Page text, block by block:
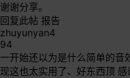
谢谢分享。
回复此帖 报告
zhuyunyan4
94
一开始还以为是什么简单的音
现这也太实用了、好东西顶 感